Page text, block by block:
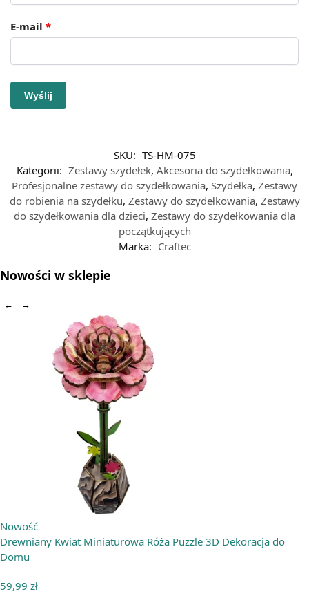
E-mail *
SKU: TS-HM-075
Kategorii: Zestawy szydełek, Akcesoria do szydełkowania,
Profesjonalne zestawy do szydełkowania, Szydełka, Zestawy
do robienia na szydełku, Zestawy do szydełkowania, Zestawy
do szydełkowania dla dzieci, Zestawy do szydełkowania dla
początkujących
Marka: Craftec
Nowości w sklepie
← →
Nowość
Drewniany Kwiat Miniaturowa Róża Puzzle 3D Dekoracja do
Domu
59,99 zł